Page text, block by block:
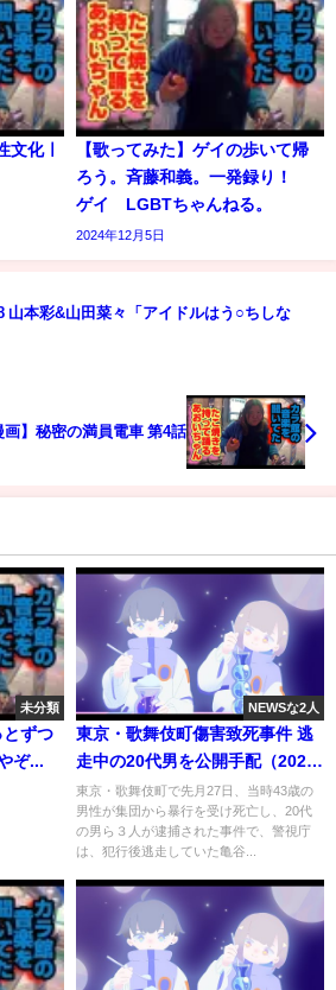
文化ㅣ
【歌ってみた】ゲイの歩いて帰
ろう。斉藤和義。一発録り！
ゲイ LGBTちゃんねる。
2024年12月5日
山本彩&山田菜々「アイドルはう○ちしな
画】秘密の満員電車 第4話
未分類
とずつ
後やぞ...
NEWSな2人
東京・歌舞伎町傷害致死事件 逃
走中の20代男を公開手配（2021
年12月2日）
東京・歌舞伎町で先月27日、当時43歳の
男性が集団から暴行を受け死亡し、20代
の男ら３人が逮捕された事件で、警視庁
は、犯行後逃走していた亀谷...